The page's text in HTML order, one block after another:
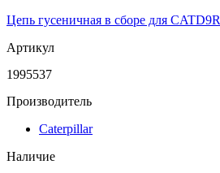
Цепь гусеничная в сборе для CATD9R
Артикул
1995537
Производитель
Caterpillar
Наличие